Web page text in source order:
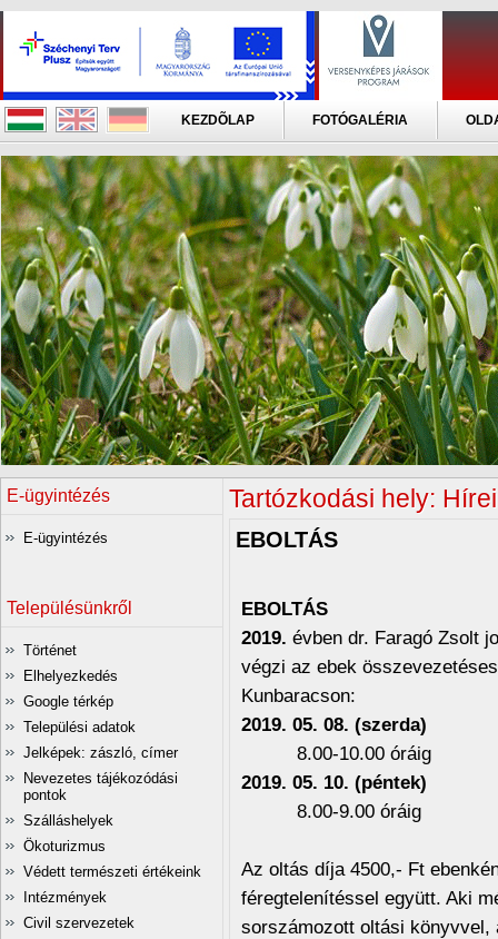
KEZDÕLAP FOTÓGALÉRIA
E-ügyintézés
E-ügyintézés
Településünkről
Történet
Elhelyezkedés
Google térkép
Települési adatok
Jelképek: zászló, címer
Nevezetes tájékozódási
pontok
Szálláshelyek
Ökoturizmus
Védett természeti értékeink
Intézmények
Civil szervezetek
Tartózkodási hely:
EBOLTÁS
EBOLTÁS
2019. évben dr. Faragó Zsolt
végzi az ebek
Kunbaracson:
2019. 05. 08. (szerda)
8.00-10.00 óráig
2019. 05. 10. (péntek)
8.00-9.00 óráig
Az oltás díja 4500,- Ft
féregtelenítéssel együtt. Aki
sorszámozott oltási könyvvel,